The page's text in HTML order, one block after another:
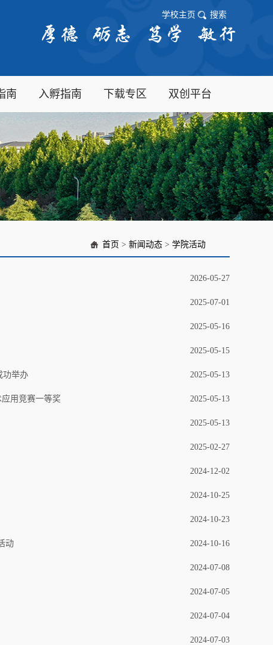
学校主页 搜索
南 入孵指南 下载专区 双创平台
首页 > 新闻动态 > 学院活动
2026-05-27
2025-07-01
2025-05-16
2025-05-15
功举办 2025-05-13
用竞赛一等奖 2025-05-13
2025-05-13
2025-02-27
2024-12-02
2024-10-25
2024-10-23
动 2024-10-16
2024-07-08
2024-07-05
2024-07-04
2024-07-03